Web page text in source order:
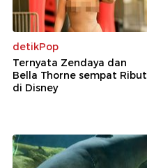
detikPop
Ternyata Zendaya dan
Bella Thorne sempat Ribut
di Disney